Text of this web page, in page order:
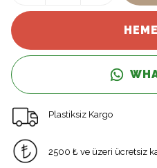
Plastiksiz Kargo
2500 ₺ ve üzeri ücretsiz